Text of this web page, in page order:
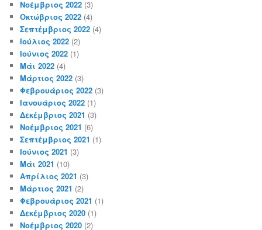
Νοέμβριος 2022 (3)
Οκτώβριος 2022 (4)
Σεπτέμβριος 2022 (4)
Ιούλιος 2022 (2)
Ιούνιος 2022 (1)
Μάι 2022 (4)
Μάρτιος 2022 (3)
Φεβρουάριος 2022 (3)
Ιανουάριος 2022 (1)
Δεκέμβριος 2021 (3)
Νοέμβριος 2021 (6)
Σεπτέμβριος 2021 (1)
Ιούνιος 2021 (3)
Μάι 2021 (10)
Απρίλιος 2021 (3)
Μάρτιος 2021 (2)
Φεβρουάριος 2021 (1)
Δεκέμβριος 2020 (1)
Νοέμβριος 2020 (2)